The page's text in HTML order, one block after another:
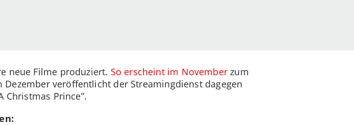
neue Filme produziert. So erscheint im November zum
veröffentlicht der Streamingdienst dagegen
Christmas Prince”.